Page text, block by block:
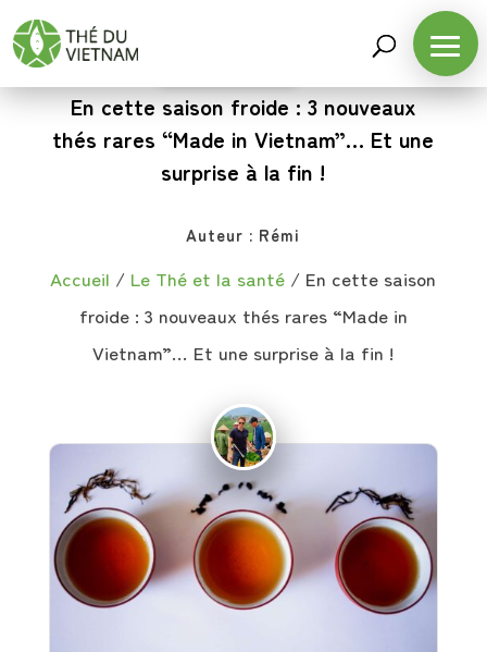
En cette saison froide : 3 nouveaux
thés rares “Made in Vietnam”… Et une
surprise à la fin !
Auteur : Rémi
Accueil / Le Thé et la santé / En cette saison
froide : 3 nouveaux thés rares “Made in
Vietnam”… Et une surprise à la fin !